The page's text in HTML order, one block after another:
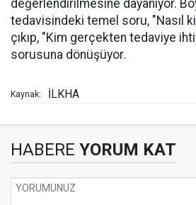
değerlendirilmesine dayanıyor.
tedavisindeki temel soru, "Nasıl
çıkıp, "Kim gerçekten tedaviye
sorusuna dönüşüyor.
Kaynak: İLKHA
HABERE YORUM KAT